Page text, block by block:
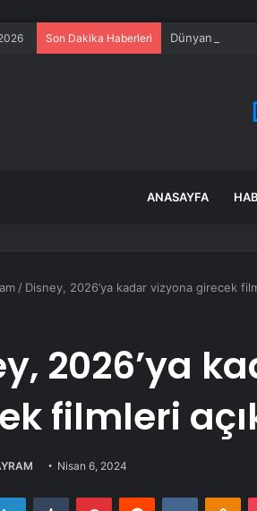
Son Dakika Haberleri Dünyanın en
ANASAYFA
/ Disney, 2026’ya kadar vizyona girecek
2026’ya
filmleri
Nisan 6, 2024
LinkedInTumblr PinterestReddit VKontakte